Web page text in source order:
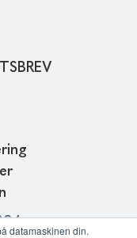
datamaskinen din.